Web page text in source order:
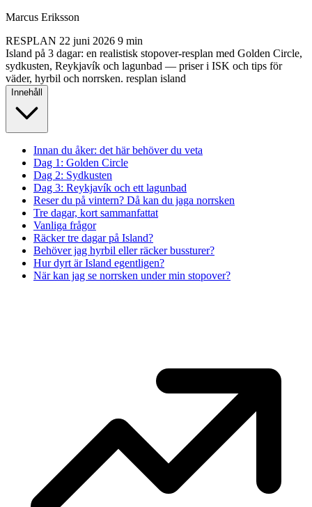
Marcus Eriksson
RESPLAN 22 juni 2026 9 min
Island på 3 dagar: en realistisk stopover-resplan med Golden Circle,
sydkusten, Reykjavík och lagunbad — priser i ISK och tips för
väder, hyrbil och norrsken. resplan island
Innehåll
Innan du åker: det här behöver du veta
Dag 1: Golden Circle
Dag 2: Sydkusten
Dag 3: Reykjavík och ett lagunbad
Reser du på vintern? Då kan du jaga norrsken
Tre dagar, kort sammanfattat
Vanliga frågor
Räcker tre dagar på Island?
Behöver jag hyrbil eller räcker bussturer?
Hur dyrt är Island egentligen?
När kan jag se norrsken under min stopover?